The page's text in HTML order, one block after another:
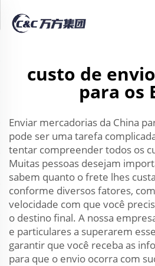
custo de
para os
Enviar mercadorias da China
pode ser uma tarefa
tentar compreender todos os
Muitas pessoas desejam
sabem quanto o frete lhes
conforme diversos fatores,
velocidade com que você
o destino final. A nossa
e particulares a superarem
garantir que você receba as
para que o envio ocorra com